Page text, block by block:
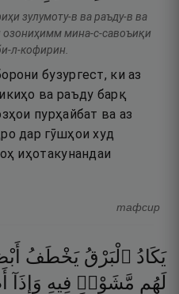
зулумоту-в ва раъду-в ва
озониҳимм мина-с-савоъиқи
л-кофирин.
бузургест, ки аз
ва раъду барқ
пурҳайбат ва аз
дар гӯшҳои худ
иҳотакунандаи
тафсир
يَكَادُ ٱلْبَرْقُ يَخْطَفُ
لَهُم مَّشَوْا۟ فِيهِ وَإِذَآ